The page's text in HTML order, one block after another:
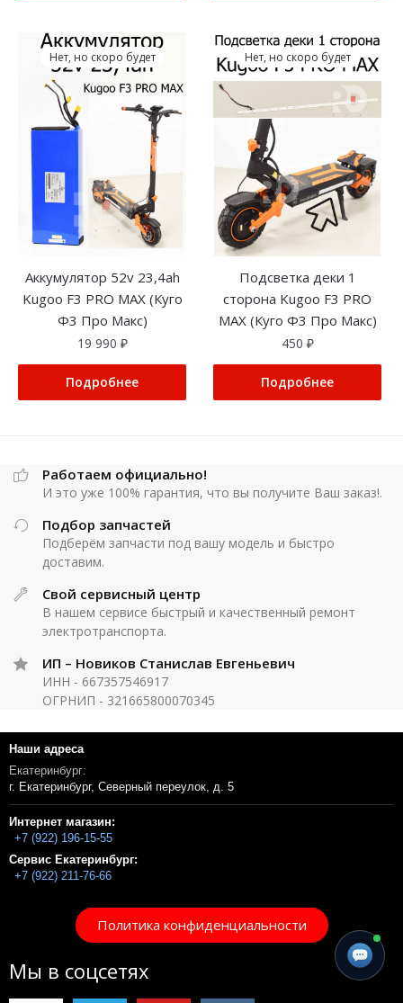
Нет, но скоро будет
Аккумулятор 52v 23,4ah
Kugoo F3 PRO MAX (Куго
Ф3 Про Макс)
19 990 ₽
Подробнее
Нет, но скоро будет
Подсветка деки 1
сторона Kugoo F3 PRO
MAX (Куго Ф3 Про Макс)
450 ₽
Подробнее
Работаем официально!
И это уже 100% гарантия, что вы получите Ваш заказ!.
Подбор запчастей
Подберём запчасти под вашу модель и быстро
доставим.
Свой сервисный центр
В нашем сервисе быстрый и качественный ремонт
электротранспорта.
ИП – Новиков Станислав Евгеньевич
ИНН - 667357546917
ОГРНИП - 321665800070345
Наши адреса
Екатеринбург:
г. Екатеринбург, Северный переулок, д. 5
Интернет магазин:
+7 (922) 196-15-55
Сервис Екатеринбург:
+7 (922) 211-76-66
Политика конфиденциальности
Мы в соцсетях